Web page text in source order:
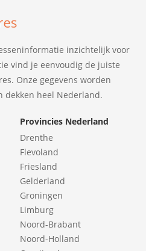
inzichtelijk voor
vind je eenvoudig de juiste
Onze gegevens worden
dekken heel Nederland.
Provincies Nederland
Drenthe
Flevoland
Friesland
Gelderland
Groningen
Limburg
Noord-Brabant
Noord-Holland